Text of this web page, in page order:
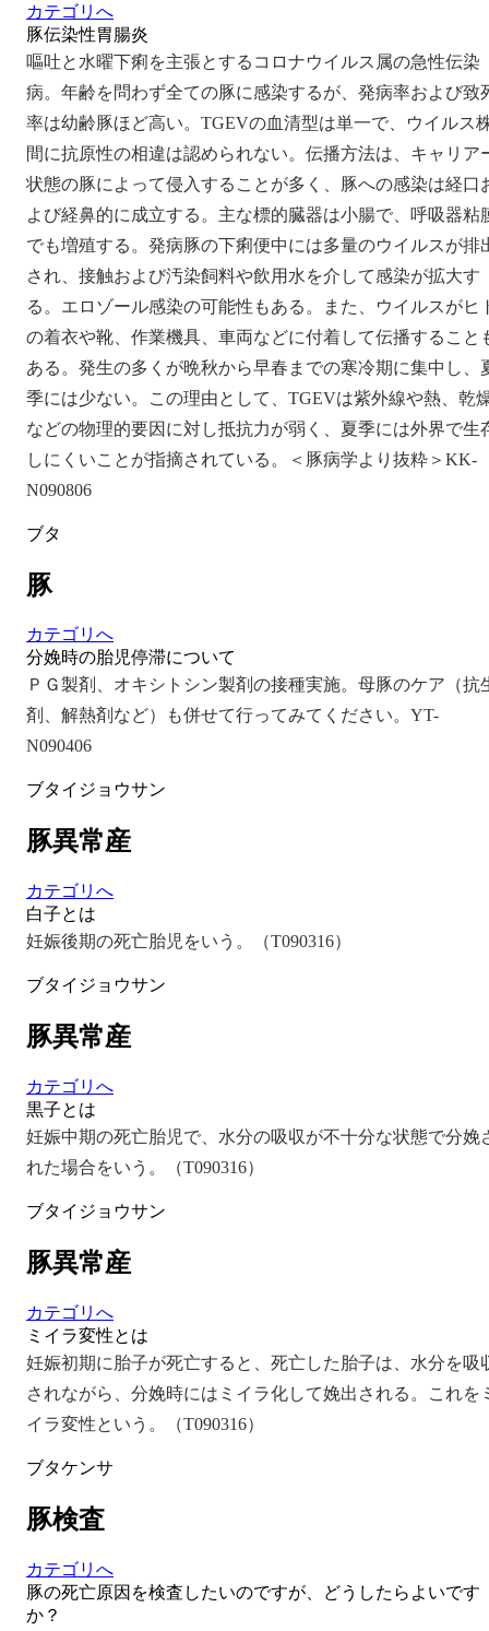
カテゴリへ
豚伝染性胃腸炎
嘔吐と水曜下痢を主張とするコロナウイルス属の急性伝染
病。年齢を問わず全ての豚に感染するが、発病率および致
率は幼齢豚ほど高い。TGEVの血清型は単一で、ウイルス
間に抗原性の相違は認められない。伝播方法は、キャリア
状態の豚によって侵入することが多く、豚への感染は経口
よび経鼻的に成立する。主な標的臓器は小腸で、呼吸器粘
でも増殖する。発病豚の下痢便中には多量のウイルスが排
され、接触および汚染飼料や飲用水を介して感染が拡大す
る。エロゾール感染の可能性もある。また、ウイルスがヒ
の着衣や靴、作業機具、車両などに付着して伝播すること
ある。発生の多くが晩秋から早春までの寒冷期に集中し、
季には少ない。この理由として、TGEVは紫外線や熱、乾
などの物理的要因に対し抵抗力が弱く、夏季には外界で生
しにくいことが指摘されている。＜豚病学より抜粋＞KK-
N090806
ブタ
豚
カテゴリへ
分娩時の胎児停滞について
ＰＧ製剤、オキシトシン製剤の接種実施。母豚のケア（抗
剤、解熱剤など）も併せて行ってみてください。YT-
N090406
ブタイジョウサン
豚異常産
カテゴリへ
白子とは
妊娠後期の死亡胎児をいう。（T090316）
ブタイジョウサン
豚異常産
カテゴリへ
黒子とは
妊娠中期の死亡胎児で、水分の吸収が不十分な状態で分娩
れた場合をいう。（T090316）
ブタイジョウサン
豚異常産
カテゴリへ
ミイラ変性とは
妊娠初期に胎子が死亡すると、死亡した胎子は、水分を吸
されながら、分娩時にはミイラ化して娩出される。これを
イラ変性という。（T090316）
ブタケンサ
豚検査
カテゴリへ
豚の死亡原因を検査したいのですが、どうしたらよいです
か？